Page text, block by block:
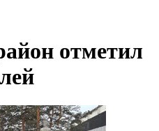
отметил